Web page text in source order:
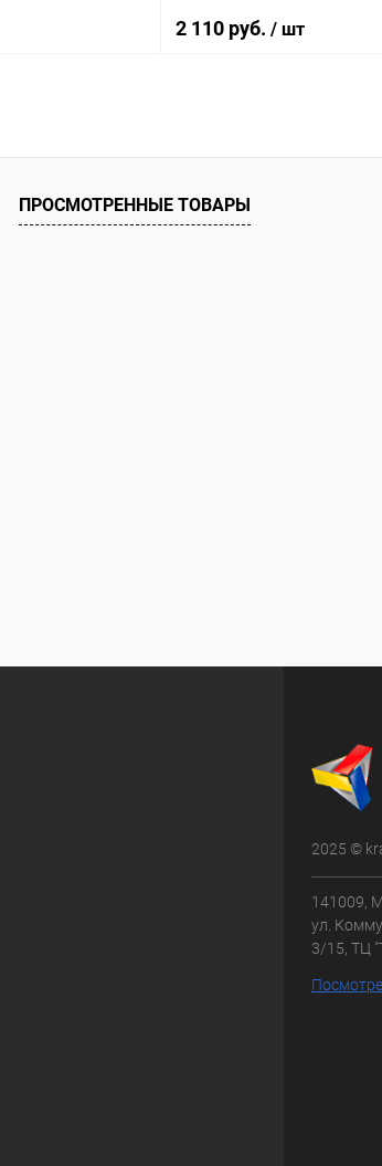
Под заказ
2 110 руб. / шт
В избранное
ПРОСМОТРЕННЫЕ ТОВАРЫ
2025 ©
141009,
ул.
3/15, ТЦ